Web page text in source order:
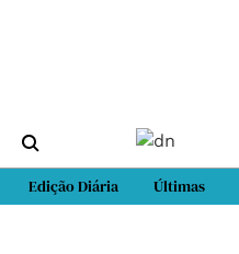
Edição Diária Últimas